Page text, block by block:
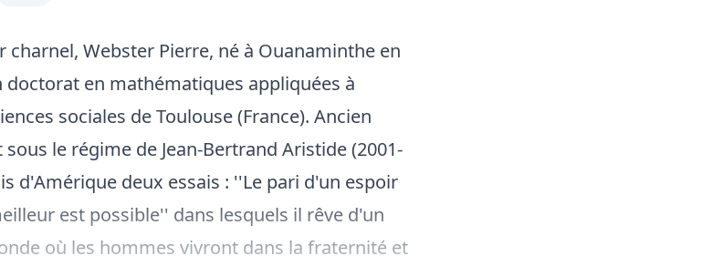
Webster Pierre, né à Ouanaminthe en
en mathématiques appliquées à
sociales de Toulouse (France). Ancien
le régime de Jean-Bertrand Aristide (2001-
d'Amérique deux essais : ''Le pari d'un espoir
est possible'' dans lesquels il rêve d'un
où les hommes vivront dans la fraternité et